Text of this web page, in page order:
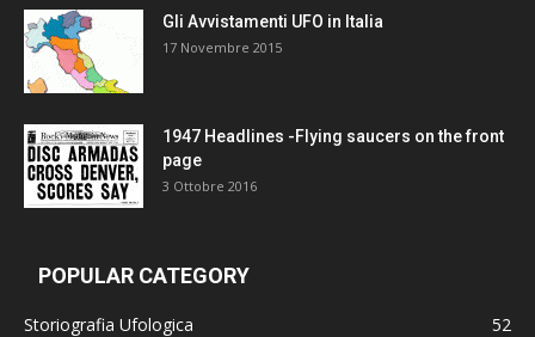
Gli Avvistamenti UFO in Italia
17 Novembre 2015
1947 Headlines -Flying saucers on the front
page
3 Ottobre 2016
POPULAR CATEGORY
Storiografia Ufologica
52